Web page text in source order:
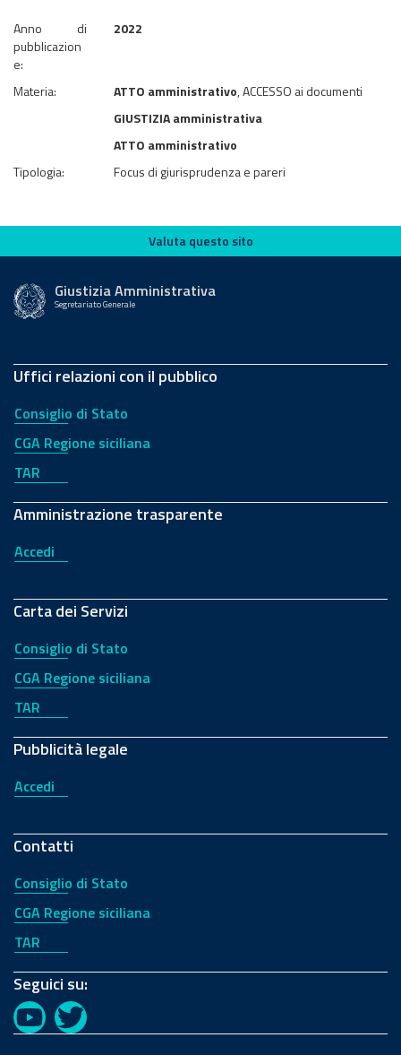
Anno di
pubblicazion
e:
2022
Materia: ATTO amministrativo, ACCESSO ai documenti
GIUSTIZIA amministrativa
ATTO amministrativo
Tipologia:
Focus di giurisprudenza e pareri
Valuta questo sito
Valuta questo sito
Giustizia Amministrativa
Segretariato Generale
Uffici relazioni con il pubblico
Consiglio di Stato
CGA Regione siciliana
TAR
Amministrazione trasparente
Accedi
Carta dei Servizi
Consiglio di Stato
CGA Regione siciliana
TAR
Pubblicità legale
Accedi
Contatti
Consiglio di Stato
CGA Regione siciliana
TAR
Seguici su:
YouTubeTwitter